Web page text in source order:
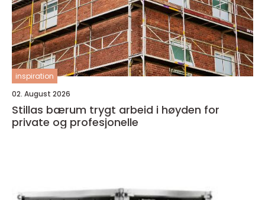
inspiration
02. August 2026
Stillas bærum trygt arbeid i høyden for
private og profesjonelle